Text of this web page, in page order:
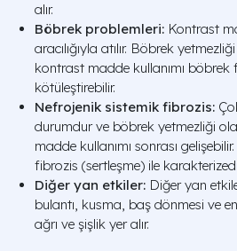
alır.
Böbrek problemleri: Kontrast
aracılığıyla atılır. Böbrek
kontrast madde kullanımı böbrek
kötüleştirebilir.
Nefrojenik sistemik fibrozis:
durumdur ve böbrek yetmezliği
madde kullanımı sonrası
fibrozis (sertleşme) ile
Diğer yan etkiler: Diğer yan
bulantı, kusma, baş dönmesi ve
ağrı ve şişlik yer alır.